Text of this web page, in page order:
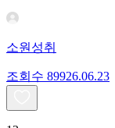
소원성취
조회수 89926.06.23